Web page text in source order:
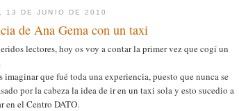
13 DE JUNIO DE 2010
de Ana Gema con un taxi
lectores, hoy os voy a contar la primer vez que cogí un
imaginar que fué toda una experiencia, puesto que nunca se
por la cabeza la idea de ir en un taxi sola y esto sucedio a
en el Centro DATO.